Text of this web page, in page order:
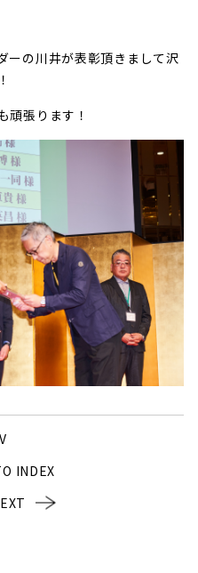
ーの川井が表彰頂きまして沢
頑張ります！
INDEX